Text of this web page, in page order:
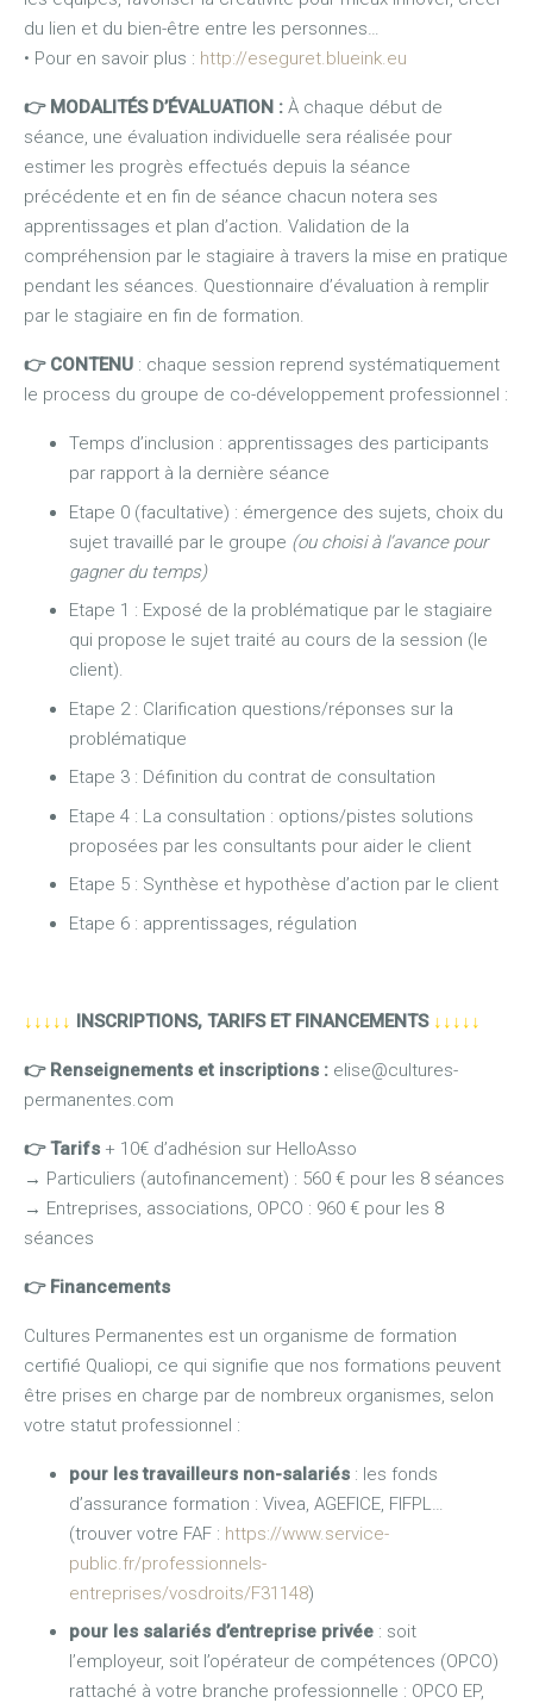
du lien et du bien-être entre les personnes…
• Pour en savoir plus : http://eseguret.blueink.eu
👉 MODALITÉS D’ÉVALUATION : À chaque début de
séance, une évaluation individuelle sera réalisée pour
estimer les progrès effectués depuis la séance
précédente et en fin de séance chacun notera ses
apprentissages et plan d’action. Validation de la
compréhension par le stagiaire à travers la mise en pratique
pendant les séances. Questionnaire d’évaluation à remplir
par le stagiaire en fin de formation.
👉CONTENU : chaque session reprend systématiquement
le process du groupe de co-développement professionnel :
Temps d’inclusion : apprentissages des participants
par rapport à la dernière séance
Etape 0 (facultative) : émergence des sujets, choix du
sujet travaillé par le groupe (ou choisi à l’avance pour
gagner du temps)
Etape 1 : Exposé de la problématique par le stagiaire
qui propose le sujet traité au cours de la session (le
client).
Etape 2 : Clarification questions/réponses sur la
problématique
Etape 3 : Définition du contrat de consultation
Etape 4 : La consultation : options/pistes solutions
proposées par les consultants pour aider le client
Etape 5 : Synthèse et hypothèse d’action par le client
Etape 6 : apprentissages, régulation
↓↓↓↓↓ INSCRIPTIONS, TARIFS ET FINANCEMENTS ↓↓↓↓↓
👉 Renseignements et inscriptions : elise@cultures-
permanentes.com
👉Tarifs + 10€ d’adhésion sur HelloAsso
→ Particuliers (autofinancement) : 560 € pour les 8 séances
→ Entreprises, associations, OPCO : 960 € pour les 8
séances
👉 Financements
Cultures Permanentes est un organisme de formation
certifié Qualiopi, ce qui signifie que nos formations peuvent
être prises en charge par de nombreux organismes, selon
votre statut professionnel :
pour les travailleurs non-salariés: les fonds
d’assurance formation : Vivea, AGEFICE, FIFPL…
(trouver votre FAF : https://www.service-
public.fr/professionnels-
entreprises/vosdroits/F31148)
pour les salariés d’entreprise privée : soit
l’employeur, soit l’opérateur de compétences (OPCO)
rattaché à votre branche professionnelle : OPCO EP,